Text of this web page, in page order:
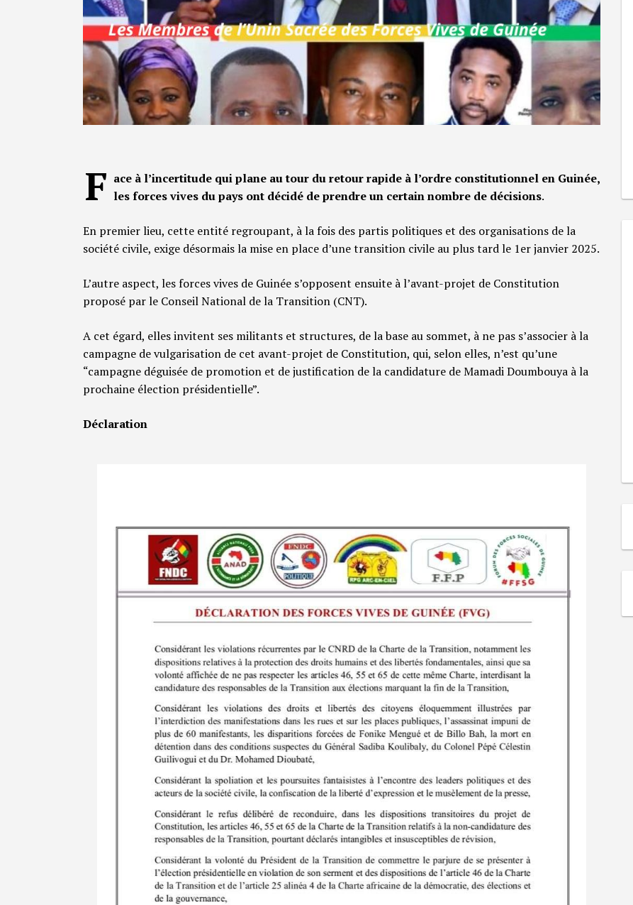
F ace à l’incertitude qui plane au tour du retour rapide à l’ordre constitutionnel en Guinée,
les forces vives du pays ont décidé de prendre un certain nombre de décisions.
En premier lieu, cette entité regroupant, à la fois des partis politiques et des organisations de la
société civile, exige désormais la mise en place d’une transition civile au plus tard le 1er janvier 2025.
L’autre aspect, les forces vives de Guinée s’opposent ensuite à l’avant-projet de Constitution
proposé par le Conseil National de la Transition (CNT).
A cet égard, elles invitent ses militants et structures, de la base au sommet, à ne pas s’associer à la
campagne de vulgarisation de cet avant-projet de Constitution, qui, selon elles, n’est qu’une
“campagne déguisée de promotion et de justification de la candidature de Mamadi Doumbouya à la
prochaine élection présidentielle”.
Déclaration